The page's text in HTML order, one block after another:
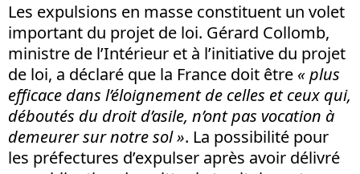
Les expulsions en masse constituent un volet
important du projet de loi. Gérard Collomb,
ministre de l’Intérieur et à l’initiative du projet
de loi, a déclaré que la France doit être « plus
efficace dans l’éloignement de celles et ceux qui,
déboutés du droit d’asile, n’ont pas vocation à
demeurer sur notre sol ». La possibilité pour
les préfectures d’expulser après avoir délivré